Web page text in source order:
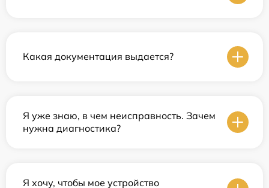
Какая документация выдается?
Я уже знаю, в чем неисправность. Зачем
нужна диагностика?
Я хочу, чтобы мое устройство